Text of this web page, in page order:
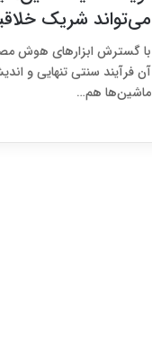
می‌تواند شریک
با گسترش ابزارهای هوش
آن فرآیند سنتی تنهایی و
ماشین‌ها هم…